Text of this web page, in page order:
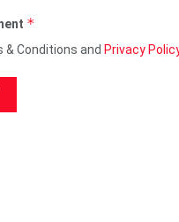
*
& Conditions and Privacy